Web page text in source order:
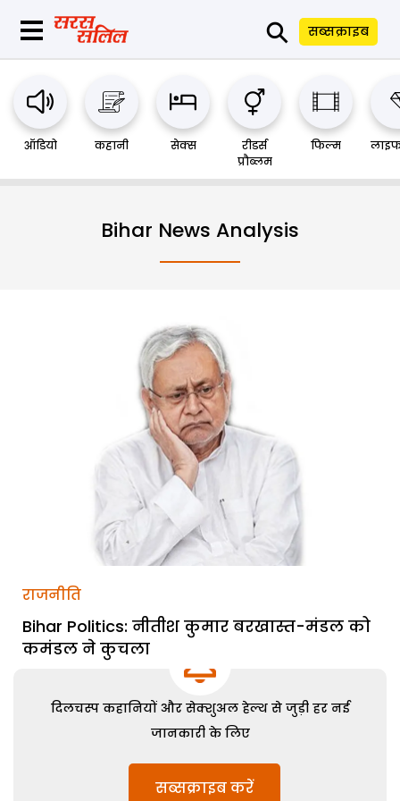
⚲ सब्सक्राइब
ऑडियो कहानी सेक्स
रीडर्स
प्रौब्लम
फिल्म
Bihar News Analysis
राजनीति
Bihar Politics: नीतीश कुमार बरखास्त-मंडल को
कमंडल ने कुचला
दिलचस्प कहानियों और सेक्शुअल हेल्थ से जुड़ी हर नई
जानकारी के लिए
सब्सक्राइब करें